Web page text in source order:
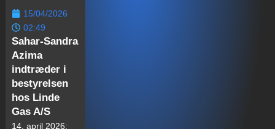
15/04/2026
02:49
Sahar-Sandra
Azima
indtræder i
bestyrelsen
hos Linde
Gas A/S
14. april 2026: